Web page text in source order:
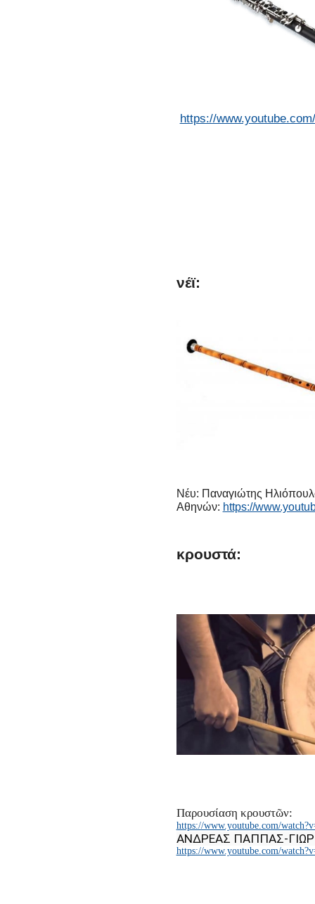
https://
νέϊ:
Νέυ: Παναγιώτης
Αθηνών: https://
κρουστά:
Παρουσίαση κρουστῶν:
https://www.youtube.com/
ΑΝΔΡΕΑΣ ΠΑΠΠΑΣ-
https://www.youtube.com/